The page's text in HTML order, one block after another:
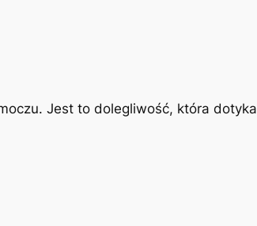
Jest to dolegliwość, która dotyka